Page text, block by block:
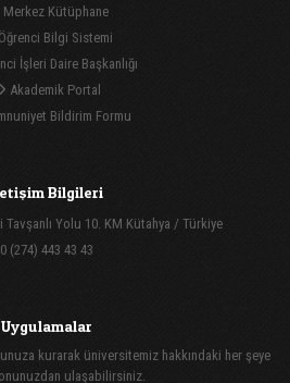
Merkez Kütüphane
Öğrenci Bilgi Sistemi
İşleri Daire Başkanlığı
Akademik Portal
Bildirim Formu
Bilgileri
Tavşanlı Yolu 10. KM Kütahya / Türkiye
0 (274) 443 43 43
Uygulamalar
kurarak üniversitemiz hakkındaki her şeye
ulaşabilirsiniz.